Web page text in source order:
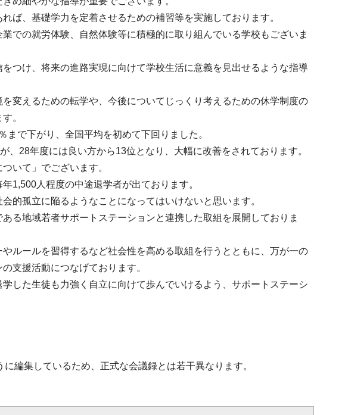
ば、基礎学力を定着させるための補習等を実施しております。
での就労体験、自然体験等に積極的に取り組んでいる学校もございま
つけ、将来の進路実現に向けて学校生活に意義を見出せるような指導
変えるための転学や、今後についてじっくり考えるための休学制度の
。
で下がり、全国平均を初めて下回りました。
28年度には良い方から13位となり、大幅に改善をされております。
いて」でございます。
1,500人程度の中途退学者が出ております。
的孤立に陥るようなことになってはいけないと思います。
る地域若者サポートステーションと連携した取組を展開しておりま
ルールを習得するなど社会性を高める取組を行うとともに、万が一の
支援活動につなげております。
した生徒も力強く自立に向けて歩んでいけるよう、サポートステーシ
編集しているため、正式な会議録とは若干異なります。